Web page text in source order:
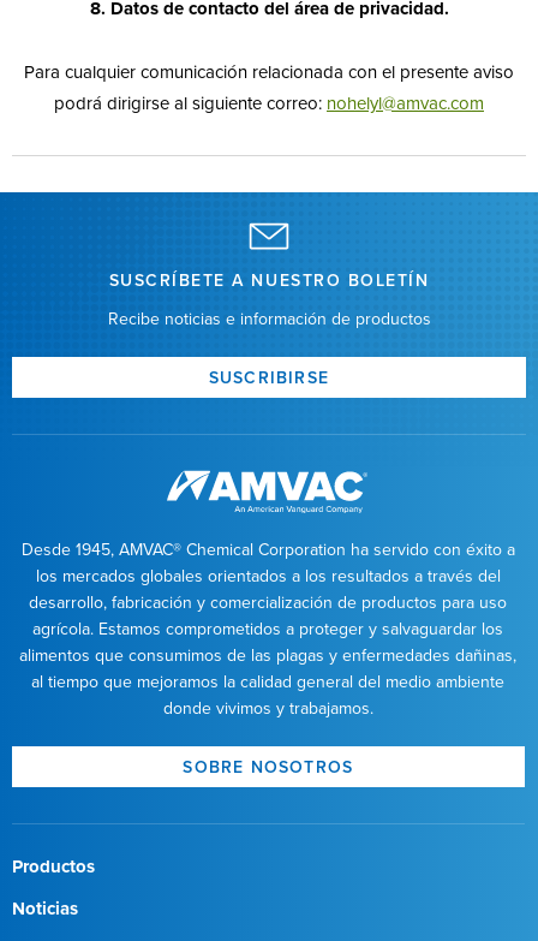
8. Datos de contacto del área de privacidad.
Para cualquier comunicación relacionada con el presente aviso
podrá dirigirse al siguiente correo: nohelyl@amvac.com
SUSCRÍBETE A NUESTRO BOLETÍN
Recibe noticias e información de productos
SUSCRIBIRSE
Desde 1945, AMVAC® Chemical Corporation ha servido con éxito a
los mercados globales orientados a los resultados a través del
desarrollo, fabricación y comercialización de productos para uso
agrícola. Estamos comprometidos a proteger y salvaguardar los
alimentos que consumimos de las plagas y enfermedades dañinas,
al tiempo que mejoramos la calidad general del medio ambiente
donde vivimos y trabajamos.
SOBRE NOSOTROS
Productos
Noticias